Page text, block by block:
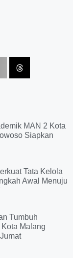
MAN 2 Kota
Siapkan
Tata Kelola
Awal Menuju
Tumbuh
Malang